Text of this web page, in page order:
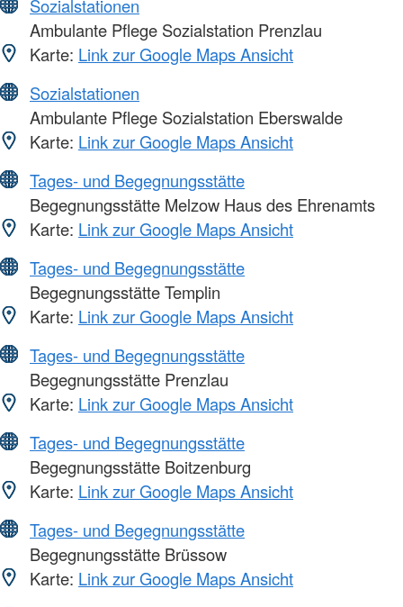
Sozialstationen
Ambulante Pflege Sozialstation Prenzlau
Karte: Link zur Google Maps Ansicht
Sozialstationen
Ambulante Pflege Sozialstation Eberswalde
Karte: Link zur Google Maps Ansicht
Tages- und Begegnungsstätte
Begegnungsstätte Melzow Haus des Ehrenamts
Karte: Link zur Google Maps Ansicht
Tages- und Begegnungsstätte
Begegnungsstätte Templin
Karte: Link zur Google Maps Ansicht
Tages- und Begegnungsstätte
Begegnungsstätte Prenzlau
Karte: Link zur Google Maps Ansicht
Tages- und Begegnungsstätte
Begegnungsstätte Boitzenburg
Karte: Link zur Google Maps Ansicht
Tages- und Begegnungsstätte
Begegnungsstätte Brüssow
Karte: Link zur Google Maps Ansicht